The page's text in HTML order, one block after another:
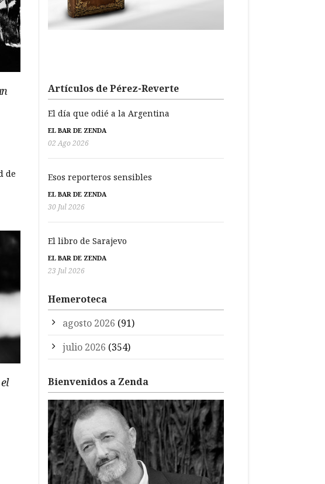
de
Artículos de Pérez-Reverte
El día que odié a la Argentina
EL BAR DE ZENDA
02 Ago 2026
Esos reporteros sensibles
EL BAR DE ZENDA
30 Jul 2026
El libro de Sarajevo
EL BAR DE ZENDA
23 Jul 2026
Hemeroteca
agosto 2026 (91)
julio 2026 (354)
Bienvenidos a Zenda